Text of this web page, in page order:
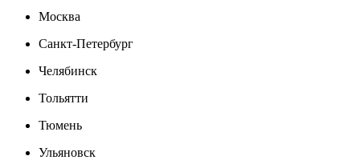
Москва
Санкт-Петербург
Челябинск
Тольятти
Тюмень
Ульяновск